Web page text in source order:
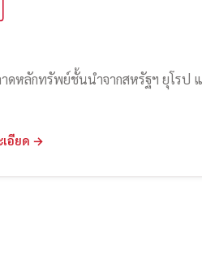
ดหลักทรัพย์ชั้นนำจากสหรัฐฯ ยุโรป
เอียด →